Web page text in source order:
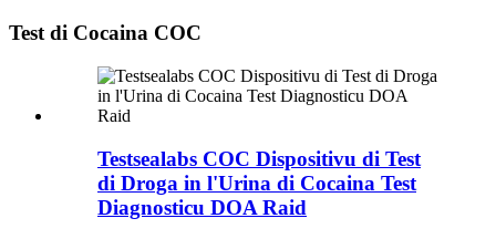
Test di Cocaina COC
Testsealabs COC Dispositivu di Test
di Droga in l'Urina di Cocaina Test
Diagnosticu DOA Raid